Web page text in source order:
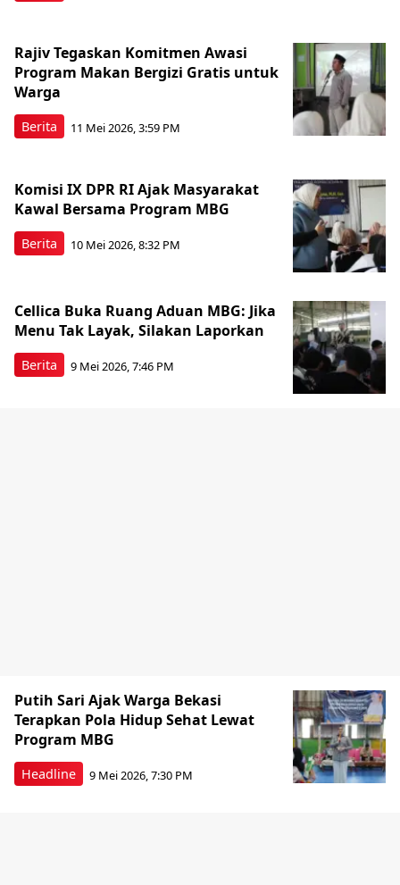
Berita
Rajiv Tegaskan Komitmen Awasi
Program Makan Bergizi Gratis untuk
Warga
11 Mei 2026, 3:59 PM
Berita
Komisi IX DPR RI Ajak Masyarakat
Kawal Bersama Program MBG
10 Mei 2026, 8:32 PM
Berita
Cellica Buka Ruang Aduan MBG: Jika
Menu Tak Layak, Silakan Laporkan
9 Mei 2026, 7:46 PM
Headline
Putih Sari Ajak Warga Bekasi
Terapkan Pola Hidup Sehat Lewat
Program MBG
9 Mei 2026, 7:30 PM